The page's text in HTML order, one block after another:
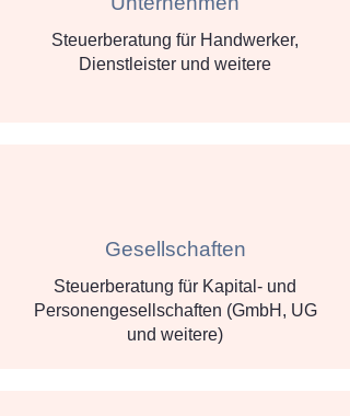
Steuerberatung für Handwerker,
Dienstleister und weitere
Gesellschaften
Steuerberatung für Kapital- und
Personengesellschaften (GmbH, UG
und weitere)